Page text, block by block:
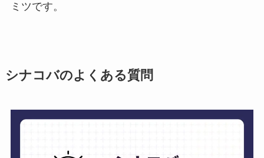
ミツです。
シナコバのよくある質問